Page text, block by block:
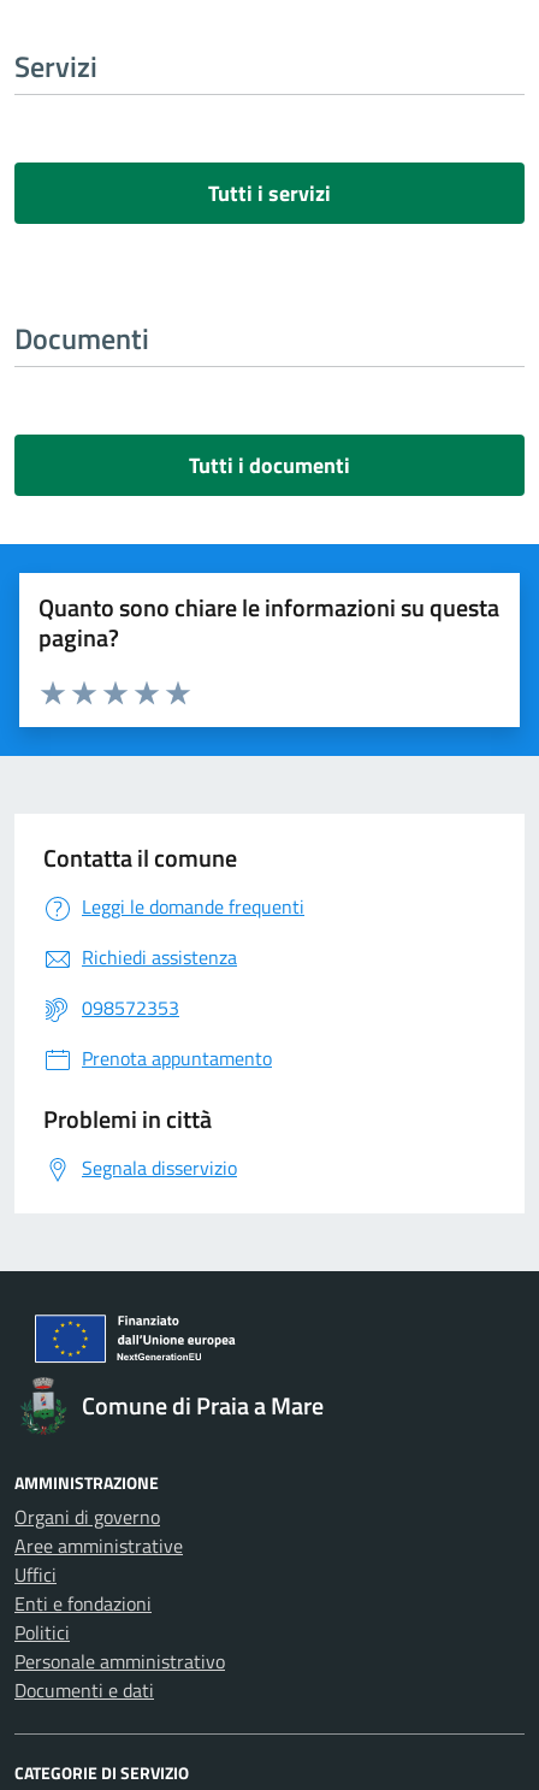
Servizi
Tutti i servizi
Documenti
Tutti i documenti
Quanto sono chiare le informazioni su questa
pagina?
Valuta 5 stelle su 5
Valuta 4 stelle su 5
Valuta 3 stelle su 5
Valuta 2 stelle su 5
Valuta 1 stelle su 5
Contatta il comune
Leggi le domande frequenti
Richiedi assistenza
098572353
Prenota appuntamento
Problemi in città
Segnala disservizio
Comune di Praia a Mare
AMMINISTRAZIONE
Organi di governo
Aree amministrative
Uffici
Enti e fondazioni
Politici
Personale amministrativo
Documenti e dati
CATEGORIE DI SERVIZIO